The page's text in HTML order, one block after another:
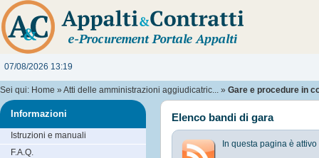
07/08/2026 13:19
Sei qui: Home » Atti delle amministrazioni aggiudicatric... » Gare e procedure in
Elenco bandi di gara
In questa pagina è
Informazioni
Istruzioni e manuali
F.A.Q.